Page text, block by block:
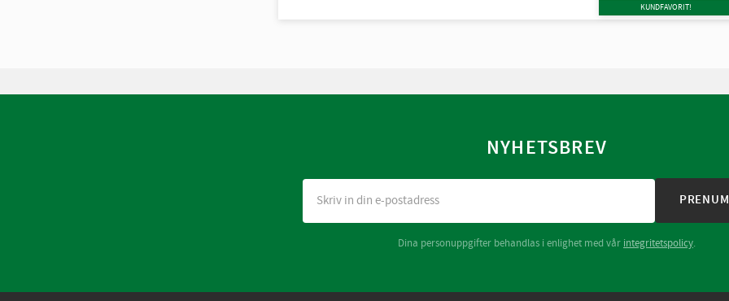
KUNDFAVORIT!
NYHETSBREV
Dina personuppgifter behandlas i enlighet med vår integritetspolicy.